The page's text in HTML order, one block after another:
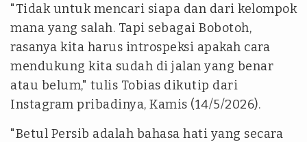
"Tidak untuk mencari siapa dan dari kelompok
mana yang salah. Tapi sebagai Bobotoh,
rasanya kita harus introspeksi apakah cara
mendukung kita sudah di jalan yang benar
atau belum," tulis Tobias dikutip dari
Instagram pribadinya, Kamis (14/5/2026).
"Betul Persib adalah bahasa hati yang secara